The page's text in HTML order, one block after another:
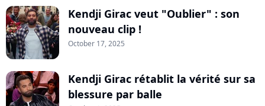
Kendji Girac veut "Oublier" : son
nouveau clip !
October 17, 2025
Kendji Girac rétablit la vérité sur sa
blessure par balle